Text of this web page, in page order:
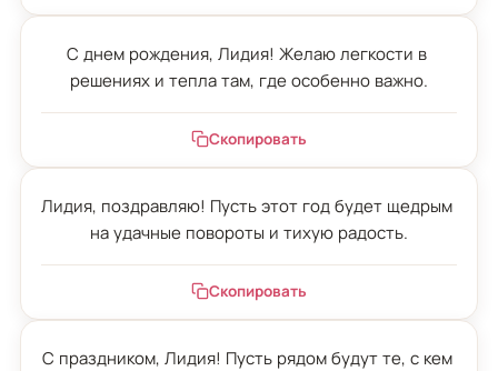
С днем рождения, Лидия! Желаю легкости в
решениях и тепла там, где особенно важно.
Скопировать
Лидия, поздравляю! Пусть этот год будет щедрым
на удачные повороты и тихую радость.
Скопировать
С праздником, Лидия! Пусть рядом будут те, с кем